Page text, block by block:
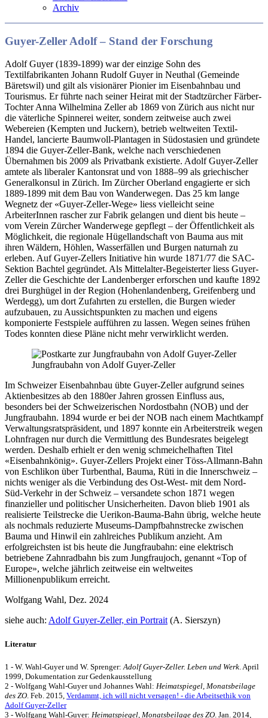
Archiv
Guyer-Zeller Adolf – Stand der Forschung
Adolf Guyer (1839-1899) war der einzige Sohn des
Textilfabrikanten Johann Rudolf Guyer in Neuthal (Gemeinde
Bäretswil) und gilt als visionärer Pionier im Eisenbahnbau und
Tourismus. Er führte nach seiner Heirat mit der Stadtzürcher Färber-
Tochter Anna Wilhelmina Zeller ab 1869 von Zürich aus nicht nur
die väterliche Spinnerei weiter, sondern zeitweise auch zwei
Webereien (Kempten und Juckern), betrieb weltweiten Textil-
Handel, lancierte Baumwoll-Plantagen in Südostasien und gründete
1894 die Guyer-Zeller-Bank, welche nach verschiedenen
Übernahmen bis 2009 als Privatbank existierte. Adolf Guyer-Zeller
amtete als liberaler Kantonsrat und von 1888–99 als griechischer
Generalkonsul in Zürich. Im Zürcher Oberland engagierte er sich
1889-1899 mit dem Bau von Wanderwegen. Das 25 km lange
Wegnetz der «Guyer-Zeller-Wege» liess vielleicht seine
ArbeiterInnen rascher zur Fabrik gelangen und dient bis heute –
vom Verein Zürcher Wanderwege gepflegt – der Öffentlichkeit als
Möglichkeit, die regionale Hügellandschaft von Bauma aus mit
ihren Wäldern, Höhlen, Wasserfällen und Burgen naturnah zu
erleben. Auf Guyer-Zellers Initiative hin wurde 1871/77 die SAC-
Sektion Bachtel gegründet. Als Mittelalter-Begeisterter liess Guyer-
Zeller die Geschichte der Landenberger erforschen und kaufte 1892
drei Burghügel in der Region (Hohenlandenberg, Greifenberg und
Werdegg), um dort Zufahrten zu erstellen, die Burgen wieder
aufzubauen, zu Aussichtspunkten zu machen und eigens
komponierte Festspiele aufführen zu lassen. Wegen seines frühen
Todes konnten diese Pläne nicht mehr verwirklicht werden.
Jungfraubahn von Adolf Guyer-Zeller
Im Schweizer Eisenbahnbau übte Guyer-Zeller aufgrund seines
Aktienbesitzes ab den 1880er Jahren grossen Einfluss aus,
besonders bei der Schweizerischen Nordostbahn (NOB) und der
Jungfraubahn. 1894 wurde er bei der NOB nach einem Machtkampf
Verwaltungsratspräsident, und 1897 konnte ein Arbeiterstreik wegen
Lohnfragen nur durch die Vermittlung des Bundesrates beigelegt
werden. Deshalb erhielt er den wenig schmeichelhaften Titel
«Eisenbahnkönig». Guyer-Zellers Projekt einer Töss-Allmann-Bahn
von Eschlikon über Turbenthal, Bauma, Rüti in die Innerschweiz –
nichts weniger als die Verbindung des Ost-West- mit dem Nord-
Süd-Verkehr in der Schweiz – versandete schon 1871 wegen
finanzieller und politischer Unsicherheiten. Davon blieb 1901 als
realisierte Teilstrecke die Uerikon-Bauma-Bahn übrig, welche heute
als nochmals reduzierte Museums-Dampfbahnstrecke zwischen
Bauma und Hinwil ein zahlreiches Publikum anzieht. Am
erfolgreichsten ist bis heute die Jungfraubahn: eine elektrisch
betriebene Zahnradbahn bis zum Jungfraujoch, genannt «Top of
Europe», welche jährlich zeitweise ein weltweites
Millionenpublikum erreicht.
Wolfgang Wahl, Dez. 2024
siehe auch: Adolf Guyer-Zeller, ein Portrait(A. Sierszyn)
Literatur
1 - W. Wahl-Guyer und W. Sprenger: Adolf Guyer-Zeller. Leben und Werk . April
1999, Dokumentation zur Gedenkausstellung
2 - Wolfgang Wahl-Guyer und Johannes Wahl: Heimatspiegel, Monatsbeilage
des ZO . Feb. 2015, Verdammt, ich will nicht versagen! - die Arbeitsethik von
Adolf Guyer-Zeller
3 - Wolfgang Wahl-Guyer: Heimatspiegel, Monatsbeilage des ZO . Jan. 2014,